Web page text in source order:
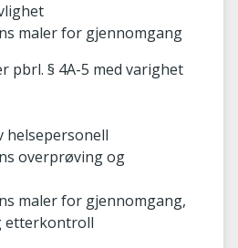
maler for gjennomgang
pbrl. § 4A-5 med varighet
helsepersonell
overprøving og
maler for gjennomgang,
etterkontroll